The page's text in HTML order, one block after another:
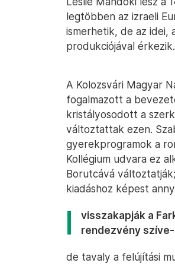
legtöbben az izraeli
ismerhetik, de az idei,
produkciójával
A Kolozsvári Magyar
fogalmazott a
kristályosodott a
változtattak ezen.
gyerekprogramok a
Kollégium udvara ez
Borutcává
kiadáshoz képest
visszakapják a
rendezvény
de tavaly a felújítási